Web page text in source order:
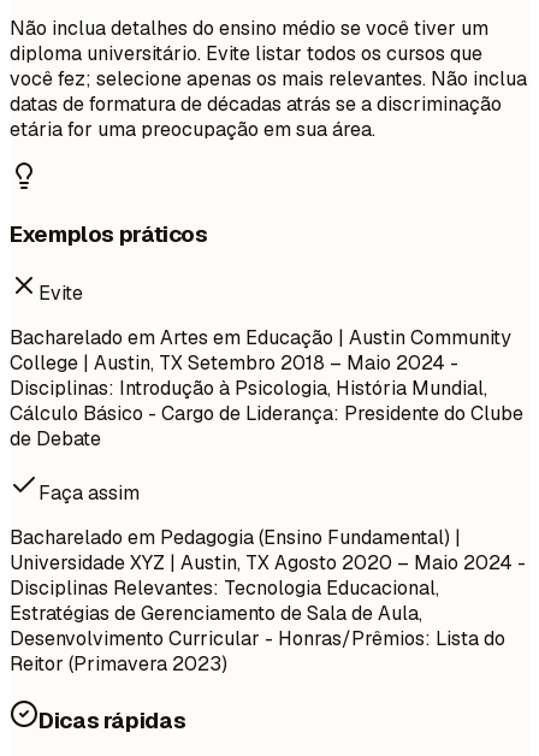
Não inclua detalhes do ensino médio se você tiver um
diploma universitário. Evite listar todos os cursos que
você fez; selecione apenas os mais relevantes. Não inclua
datas de formatura de décadas atrás se a discriminação
etária for uma preocupação em sua área.
Exemplos práticos
Evite
Bacharelado em Artes em Educação | Austin Community
College | Austin, TXSetembro 2018 – Maio 2024 -
Disciplinas: Introdução à Psicologia, História Mundial,
Cálculo Básico - Cargo de Liderança: Presidente do Clube
de Debate
Faça assim
Bacharelado em Pedagogia (Ensino Fundamental) |
Universidade XYZ | Austin, TXAgosto 2020 – Maio 2024 -
Disciplinas Relevantes: Tecnologia Educacional,
Estratégias de Gerenciamento de Sala de Aula,
Desenvolvimento Curricular - Honras/Prêmios: Lista do
Reitor (Primavera 2023)
Dicas rápidas